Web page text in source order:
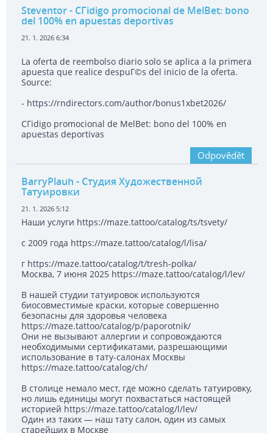
Steventor- CГіdigo promocional de MelBet: bono
del 100% en apuestas deportivas
21. 1. 2026 6:34
La oferta de reembolso diario solo se aplica a la primera
apuesta que realice despuГ©s del inicio de la oferta.
Source:
- https://rndirectors.com/author/bonus1xbet2026/
CГіdigo promocional de MelBet: bono del 100% en
apuestas deportivas
Odpovědět
BarryPlauh - Студия Художественной
Татуировки
21. 1. 2026 5:12
Наши услуги https://maze.tattoo/catalog/ts/tsvety/
с 2009 года https://maze.tattoo/catalog/l/lisa/
г https://maze.tattoo/catalog/t/tresh-polka/
Москва, 7 июня 2025 https://maze.tattoo/catalog/l/lev/
В нашей студии татуировок используются
биосовместимые краски, которые совершенно
безопасны для здоровья человека
https://maze.tattoo/catalog/p/paporotnik/
Они не вызывают аллергии и сопровождаются
необходимыми сертификатами, разрешающими
использование в тату-салонах Москвы
https://maze.tattoo/catalog/ch/
В столице немало мест, где можно сделать татуировку,
но лишь единицы могут похвастаться настоящей
историей https://maze.tattoo/catalog/l/lev/
Один из таких — наш тату салон, один из самых
старейших в Москве